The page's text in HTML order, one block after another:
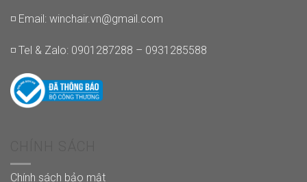
◽ Email: winchair.vn@gmail.com
◽ Tel & Zalo: 0901287288 – 0931285588
Chính sách bảo mật